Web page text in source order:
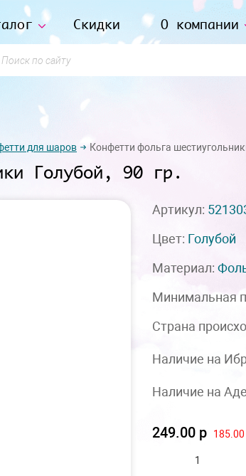
Скидки О компании
по сайту
для шаров Конфетти фольга
Голубой, 90 гр.
Артикул:
Цвет: Голубой
Материал:
Минимальная
Страна
Наличие на
Наличие на
249.00 р 185.00